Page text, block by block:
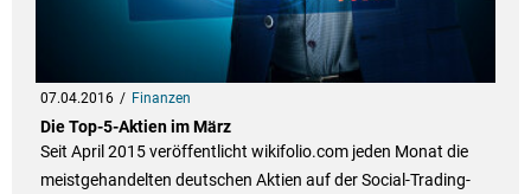
07.04.2016 Finanzen
Die Top-5-Aktien im März
Seit April 2015 veröffentlicht wikifolio.com jeden Monat die
meistgehandelten deutschen Aktien auf der Social-Trading-